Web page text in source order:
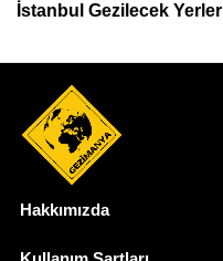
İstanbul Gezilecek Yerler
Hakkımızda